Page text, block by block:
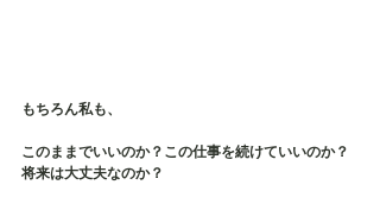
もちろん私も、
このままでいいのか？この仕事を続けていいのか？
将来は大丈夫なのか？